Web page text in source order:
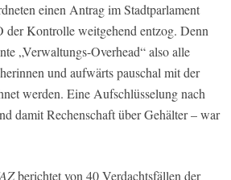
einen Antrag im Stadtparlament
der Kontrolle weitgehend entzog. Denn
„Verwaltungs-Overhead“ also alle
und aufwärts pauschal mit der
werden. Eine Aufschlüsselung nach
damit Rechenschaft über Gehälter – war
berichtet von 40 Verdachtsfällen der